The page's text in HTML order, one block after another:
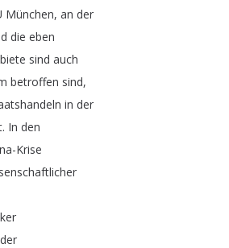
München, an der
die eben
sind auch
betroffen sind,
in der
. In den
Krise
der